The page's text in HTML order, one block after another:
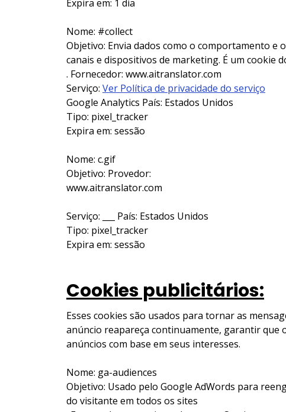
Expira em: 1 dia
Nome: #collect
Objetivo: Envia dados como o comportamento e
canais e dispositivos de marketing. É um cookie
. Fornecedor: www.aitranslator.com
Serviço: Ver Política de privacidade do serviço
Google Analytics País: Estados Unidos
Tipo: pixel_tracker
Expira em: sessão
Nome: c.gif
Objetivo: Provedor:
www.aitranslator.com
Serviço: ___ País: Estados Unidos
Tipo: pixel_tracker
Expira em: sessão
Cookies publicitários:
Esses cookies são usados para tornar as
anúncio reapareça continuamente, garantir que
anúncios com base em seus interesses.
Nome: ga-audiences
Objetivo: Usado pelo Google AdWords para
do visitante em todos os sites